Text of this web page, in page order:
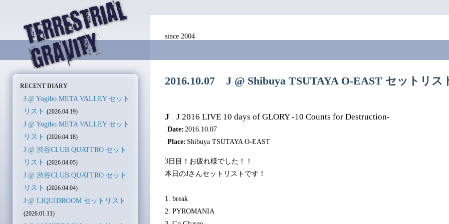
since 2004
2016.10.07 J @ Shibuya TSUTAYA O-EAST セットリス
J J 2016 LIVE 10 days of GLORY -10 Counts for Destruction-
Date: 2016.10.07
Place: Shibuya TSUTAYA O-EAST
3日目！お疲れ様でした！！
本日のJさんセットリストです！
1. break
2. PYROMANIA
RECENT DIARY
J @ Yogibo META VALLEY セット
リスト (2026.04.19)
J @ Yogibo META VALLEY セット
リスト (2026.04.18)
J @ 渋谷CLUB QUATTRO セット
リスト (2026.04.05)
J @ 渋谷CLUB QUATTRO セット
リスト (2026.04.04)
J @ LIQUIDROOM セットリスト
(2026.01.11)